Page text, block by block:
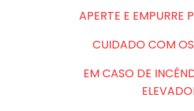
APERTE E EMPURRE
CUIDADO COM
EM CASO DE